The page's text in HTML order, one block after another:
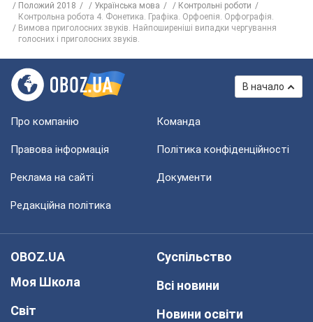
Положий 2018
Українська мова
Контрольні роботи
Контрольна робота 4. Фонетика. Графіка. Орфоепія. Орфографія.
Вимова приголосних звуків. Найпоширеніші випадки чергування
голосних і приголосних звуків.
В начало
Про компанію Команда
Правова інформація Політика конфіденційності
Реклама на сайті Документи
Редакційна політика
OBOZ.UA
Моя Школа
Світ
Суспільство
Всі новини
Новини освіти